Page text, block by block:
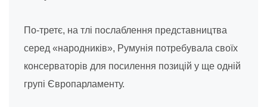
По-третє, на тлі послаблення представництва
серед «народників», Румунія потребувала своїх
консерваторів для посилення позицій у ще одній
групі Європарламенту.